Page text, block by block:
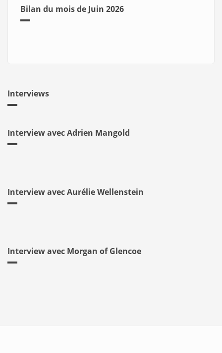
Bilan du mois de Juin 2026
Interviews
Interview avec Adrien Mangold
Interview avec Aurélie Wellenstein
Interview avec Morgan of Glencoe